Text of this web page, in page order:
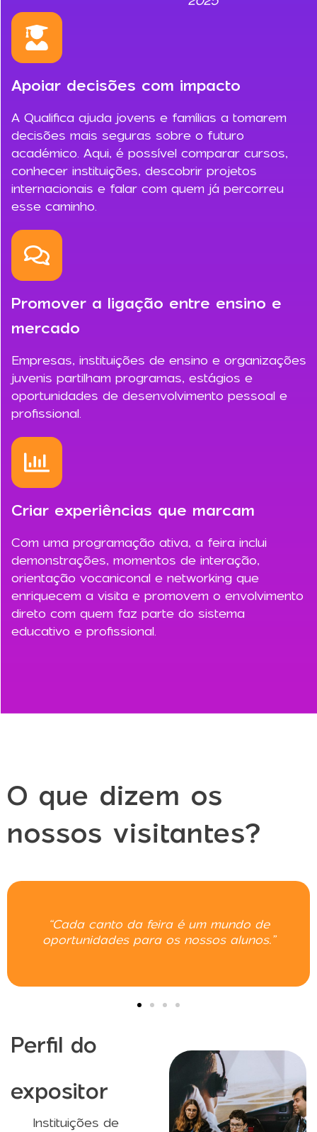
Apoiar decisões com impacto
A Qualifica ajuda jovens e famílias a tomarem
decisões mais seguras sobre o futuro
académico. Aqui, é possível comparar cursos,
conhecer instituições, descobrir projetos
internacionais e falar com quem já percorreu
esse caminho.
Promover a ligação entre ensino e
mercado
Empresas, instituições de ensino e organizações
juvenis partilham programas, estágios e
oportunidades de desenvolvimento pessoal e
profissional.
Criar experiências que marcam
Com uma programação ativa, a feira inclui
demonstrações, momentos de interação,
orientação vocaniconal e networking que
enriquecem a visita e promovem o envolvimento
direto com quem faz parte do sistema
educativo e profissional.
O que dizem os
nossos visitantes?
“Cada canto da feira é um mundo de
oportunidades para os nossos alunos.”
Perfil do
expositor
Instituições de